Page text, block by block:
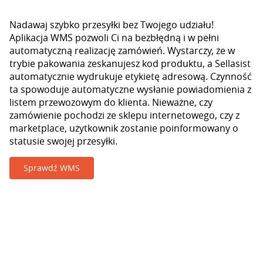
Nadawaj szybko przesyłki bez Twojego udziału!
Aplikacja WMS pozwoli Ci na bezbłędną i w pełni
automatyczną realizację zamówień. Wystarczy, że w
trybie pakowania zeskanujesz kod produktu, a Sellasist
automatycznie wydrukuje etykietę adresową. Czynność
ta spowoduje automatyczne wysłanie powiadomienia z
listem przewozowym do klienta. Nieważne, czy
zamówienie pochodzi ze sklepu internetowego, czy z
marketplace, użytkownik zostanie poinformowany o
statusie swojej przesyłki.
Sprawdź WMS